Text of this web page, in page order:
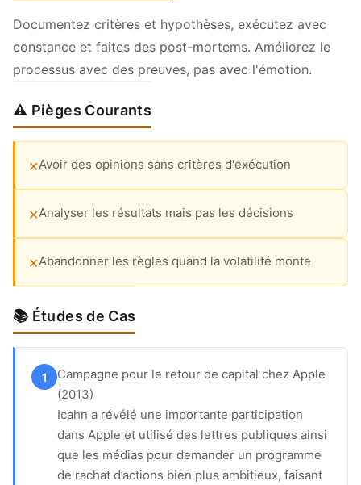
Documentez critères et hypothèses, exécutez avec
constance et faites des post-mortems. Améliorez le
processus avec des preuves, pas avec l'émotion.
⚠️ Pièges Courants
✕Avoir des opinions sans critères d'exécution
✕Analyser les résultats mais pas les décisions
✕Abandonner les règles quand la volatilité monte
📚 Études de Cas
1
Campagne pour le retour de capital chez Apple
(2013)
Icahn a révélé une importante participation
dans Apple et utilisé des lettres publiques ainsi
que les médias pour demander un programme
de rachat d’actions bien plus ambitieux, faisant